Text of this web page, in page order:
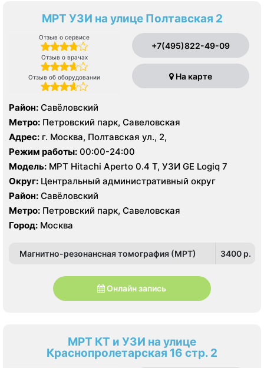
МРТ УЗИ на улице Полтавская 2
Отзыв о сервисе
Отзыв о врачах
Отзыв об оборудовании
+7(495)822-49-09
На карте
Район: Савёловский
Метро: Петровский парк, Савеловская
Адрес: г. Москва, Полтавская ул., 2,
Режим работы: 00:00-24:00
Модель: МРТ Hitachi Aperto 0.4 Т, УЗИ GE Logiq 7
Округ: Центральный административный округ
Район: Савёловский
Метро: Петровский парк, Савеловская
Город: Москва
Магнитно-резонансная томография (МРТ) 3400 p.
Онлайн запись
МРТ КТ и УЗИ на улице
Краснопролетарская 16 стр. 2